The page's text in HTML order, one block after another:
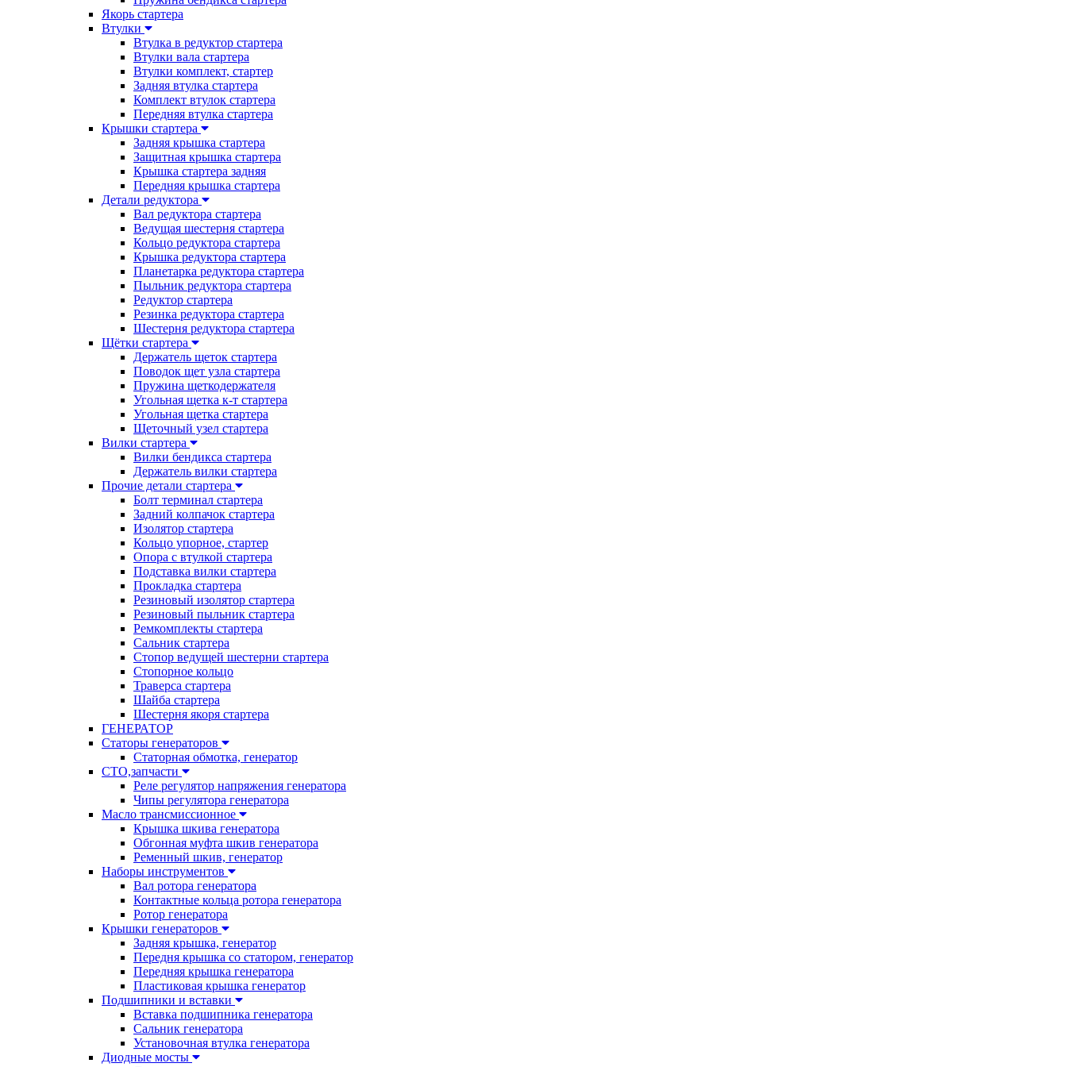
Якорь стартера
Втулки
Втулка в редуктор стартера
Втулки вала стартера
Втулки комплект, стартер
Задняя втулка стартера
Комплект втулок стартера
Передняя втулка стартера
Крышки стартера
Задняя крышка стартера
Защитная крышка стартера
Крышка стартера задняя
Передняя крышка стартера
Детали редуктора
Вал редуктора стартера
Ведущая шестерня стартера
Кольцо редуктора стартера
Крышка редуктора стартера
Планетарка редуктора стартера
Пыльник редуктора стартера
Редуктор стартера
Резинка редуктора стартера
Шестерня редуктора стартера
Щётки стартера
Держатель щеток стартера
Поводок щет узла стартера
Пружина щеткодержателя
Угольная щетка к-т стартера
Угольная щетка стартера
Щеточный узел стартера
Вилки стартера
Вилки бендикса стартера
Держатель вилки стартера
Прочие детали стартера
Болт терминал стартера
Задний колпачок стартера
Изолятор стартера
Кольцо упорное, стартер
Опора с втулкой стартера
Подставка вилки стартера
Прокладка стартера
Резиновый изолятор стартера
Резиновый пыльник стартера
Ремкомплекты стартера
Сальник стартера
Стопор ведущей шестерни стартера
Стопорное кольцо
Траверса стартера
Шайба стартера
Шестерня якоря стартера
ГЕНЕРАТОР
Статоры генераторов
Статорная обмотка, генератор
СТО,запчасти
Реле регулятор напряжения генератора
Чипы регулятора генератора
Масло трансмиссионное
Крышка шкива генератора
Обгонная муфта шкив генератора
Ременный шкив, генератор
Наборы инструментов
Вал ротора генератора
Контактные кольца ротора генератора
Ротор генератора
Крышки генераторов
Задняя крышка, генератор
Передня крышка со статором, генератор
Передняя крышка генератора
Пластиковая крышка генератор
Подшипники и вставки
Вставка подшипника генератора
Сальник генератора
Установочная втулка генератора
Диодные мосты